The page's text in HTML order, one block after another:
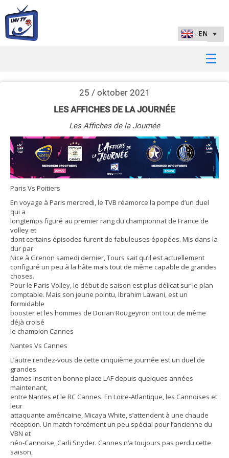
25 / oktober 2021
LES AFFICHES DE LA JOURNÉE
Les Affiches de la Journée
Paris Vs Poitiers
En voyage à Paris mercredi, le TVB réamorce la pompe d’un duel
qui a
longtemps figuré au premier rang du championnat de France de
volley et
dont certains épisodes furent de fabuleuses épopées. Mis dans la
dur par
Nice à Grenon samedi dernier, Tours sait qu’il est actuellement
configuré un peu à la hâte mais tout de même capable de grandes
choses.
Pour le Paris Volley, le début de saison est plus délicat sur le plan
comptable. Mais son jeune pointu, Ibrahim Lawani, est un
formidable
booster et les hommes de Dorian Rougeyron ont tout de même
déjà croisé
le champion Cannes
Nantes Vs Cannes
L’autre rendez-vous de cette cinquième journée est un duel de
grandes
dames inscrit en bonne place LAF depuis quelques années
maintenant,
entre Nantes et le RC Cannes. En Loire-Atlantique, les Cannoises et
leur
attaquante américaine, Micaya White, s’attendent à une chaude
réception. Un match forcément un peu spécial pour l’ancienne du
VBN et
néo-Cannoise, Carli Snyder. Cannes n’a toujours pas perdu cette
saison,